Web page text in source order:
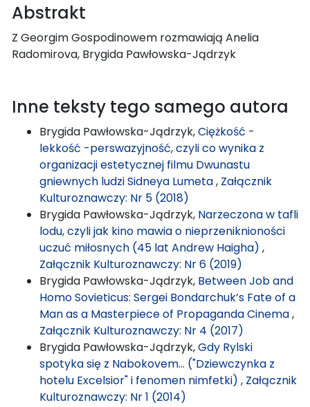
Abstrakt
Z Georgim Gospodinowem rozmawiają Anelia
Radomirova, Brygida Pawłowska-Jądrzyk
Inne teksty tego samego autora
Brygida Pawłowska-Jądrzyk,Ciężkość -
lekkość -perswazyjność, czyli co wynika z
organizacji estetycznej filmu Dwunastu
gniewnych ludzi Sidneya Lumeta, Załącznik
Kulturoznawczy: Nr 5 (2018)
Brygida Pawłowska-Jądrzyk, Narzeczona w tafli
lodu, czyli jak kino mawia o nieprzeniknioności
uczuć miłosnych (45 lat Andrew Haigha) ,
Załącznik Kulturoznawczy: Nr 6 (2019)
Brygida Pawłowska-Jądrzyk, Between Job and
Homo Sovieticus: Sergei Bondarchuk’s Fate of a
Man as a Masterpiece of Propaganda Cinema,
Załącznik Kulturoznawczy: Nr 4 (2017)
Brygida Pawłowska-Jądrzyk,Gdy Rylski
spotyka się z Nabokovem… ("Dziewczynka z
hotelu Excelsior" i fenomen nimfetki) , Załącznik
Kulturoznawczy: Nr 1 (2014)